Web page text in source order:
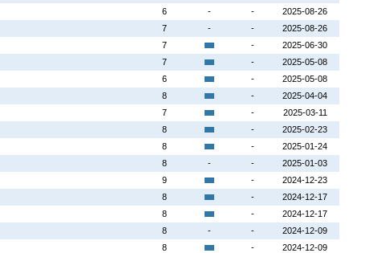
6 - -
2025-08-26
7 - -
2025-08-26
7 -
2025-06-30
7 -
2025-05-08
6 -
2025-05-08
8 -
2025-04-04
7 -
2025-03-11
8 -
2025-02-23
8 -
2025-01-24
8 - -
2025-01-03
9 -
2024-12-23
8 -
2024-12-17
8 -
2024-12-17
8 - -
2024-12-09
8 -
2024-12-09